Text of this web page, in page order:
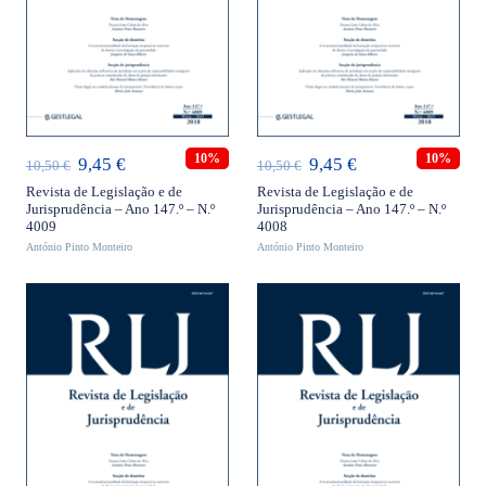
ADICIONAR
10,50€ O
preço
era:
10,50 €.
9,45 €O
preço
é:
9,45 €.
10%
Revista de Legislação e de
Jurisprudência – Ano 147.º – N.º
4009
António Pinto Monteiro
ADICIONAR
10,50€ O
preço
era:
10,50 €.
9,45 €O
preço
é:
9,45 €.
10%
Revista de Legislação e de
Jurisprudência – Ano 147.º – N.º
4008
António Pinto Monteiro